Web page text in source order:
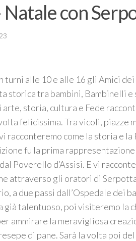
Natale con
turni alle 10 e alle 16 gli Amici
storica tra bambini, Bambinelli
storia, cultura e Fede
felicissima. Tra vicoli, piazze
racconteremo come la storia e la
fu la prima
Poverello d’Assisi. E vi
attraverso gli oratori di
a due passi dall’Ospedale dei
già talentuoso, poi visiteremo la
ammirare la meravigliosa
di pane. Sarà la volta poi